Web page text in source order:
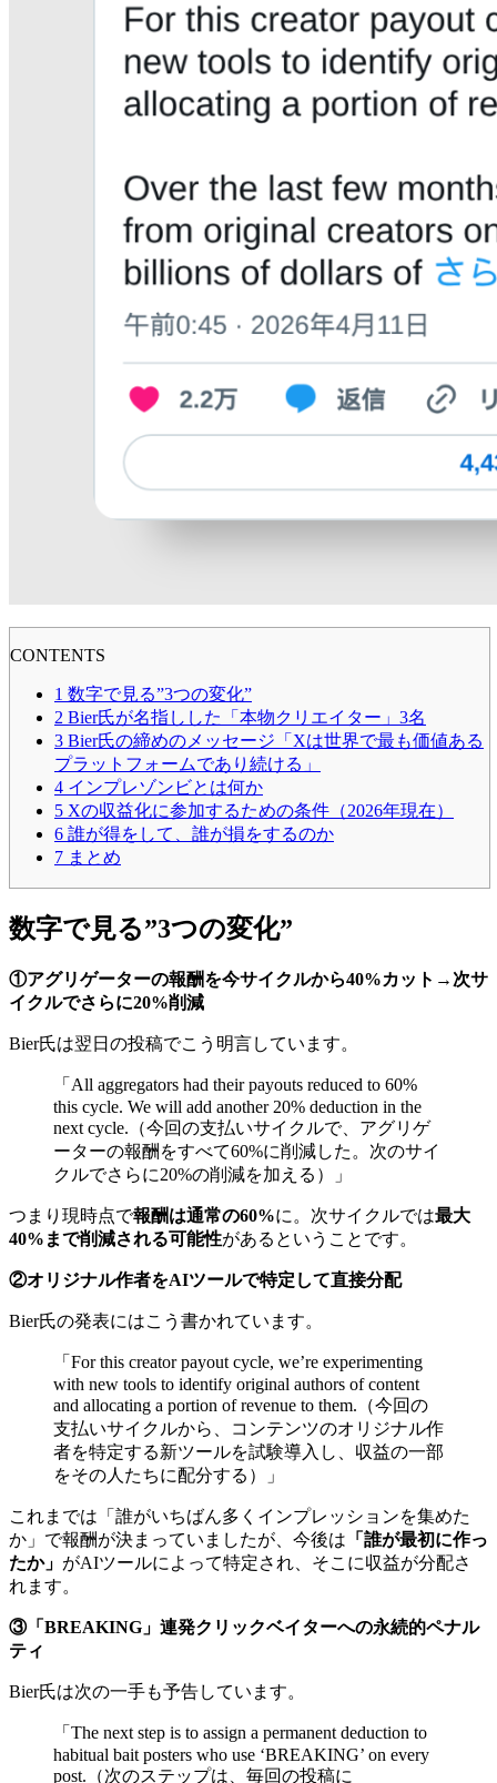
CONTENTS
1 数字で見る”3つの変化”
2 Bier氏が名指しした「本物クリエイター」3名
3 Bier氏の締めのメッセージ「Xは世界で最も価値ある
プラットフォームであり続ける」
4 インプレゾンビとは何か
5 Xの収益化に参加するための条件（2026年現在）
6 誰が得をして、誰が損をするのか
7 まとめ
数字で見る”3つの変化”
①アグリゲーターの報酬を今サイクルから40%カット→次サ
イクルでさらに20%削減
Bier氏は翌日の投稿でこう明言しています。
「All aggregators had their payouts reduced to 60%
this cycle. We will add another 20% deduction in the
next cycle.（今回の支払いサイクルで、アグリゲ
ーターの報酬をすべて60%に削減した。次のサイ
クルでさらに20%の削減を加える）」
つまり現時点で報酬は通常の60%に。次サイクルでは最大
40%まで削減される可能性があるということです。
②オリジナル作者をAIツールで特定して直接分配
Bier氏の発表にはこう書かれています。
「For this creator payout cycle, we’re experimenting
with new tools to identify original authors of content
and allocating a portion of revenue to them.（今回の
支払いサイクルから、コンテンツのオリジナル作
者を特定する新ツールを試験導入し、収益の一部
をその人たちに配分する）」
これまでは「誰がいちばん多くインプレッションを集めた
か」で報酬が決まっていましたが、今後は 「誰が最初に作っ
たか」 がAIツールによって特定され、そこに収益が分配さ
れます。
③「BREAKING」連発クリックベイターへの永続的ペナル
ティ
Bier氏は次の一手も予告しています。
「The next step is to assign a permanent deduction to
habitual bait posters who use ‘BREAKING’ on every
post.（次のステップは、毎回の投稿に